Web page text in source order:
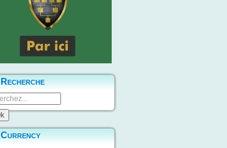
Recherche
Currency